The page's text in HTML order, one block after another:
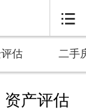

估 二手
产评估